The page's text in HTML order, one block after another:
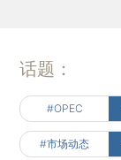
话题：
#OPEC
#市场动态